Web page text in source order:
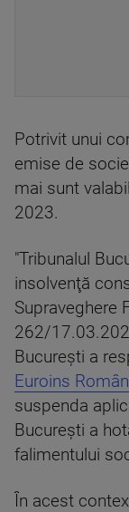
Potrivit unui
emise de
mai sunt
2023.
"Tribunalul
insolvenţă
Supraveghere
262/
Bucureşti a
Euroins
suspenda
Bucureşti a
falimentului
În acest